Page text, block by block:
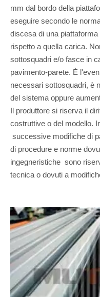
mm dal bordo della
eseguire secondo le
discesa di una
rispetto a quella carica.
sottosquadri e/o fasce in
pavimento-parete. È
necessari sottosquadri, è
del sistema oppure
Il produttore si riserva il
costruttive o del modello.
successive modifiche di
di procedure e norme
ingegneristiche sono
tecnica o dovuti a